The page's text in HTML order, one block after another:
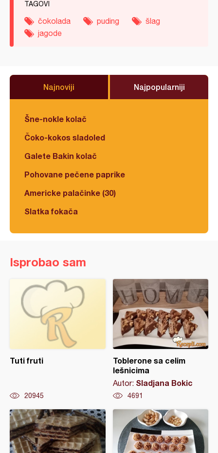
TAGOVI
čokolada puding
šlag
jagode
Najnoviji Najpopularniji
Šne-nokle kolač
Čoko-kokos sladoled
Galete Bakin kolač
Pohovane pečene paprike
Americke palačinke (30)
Slatka fokača
Isprobao sam
Tuti fruti
20945
Toblerone sa celim
lešnicima
Autor: Sladjana Bokic
4691